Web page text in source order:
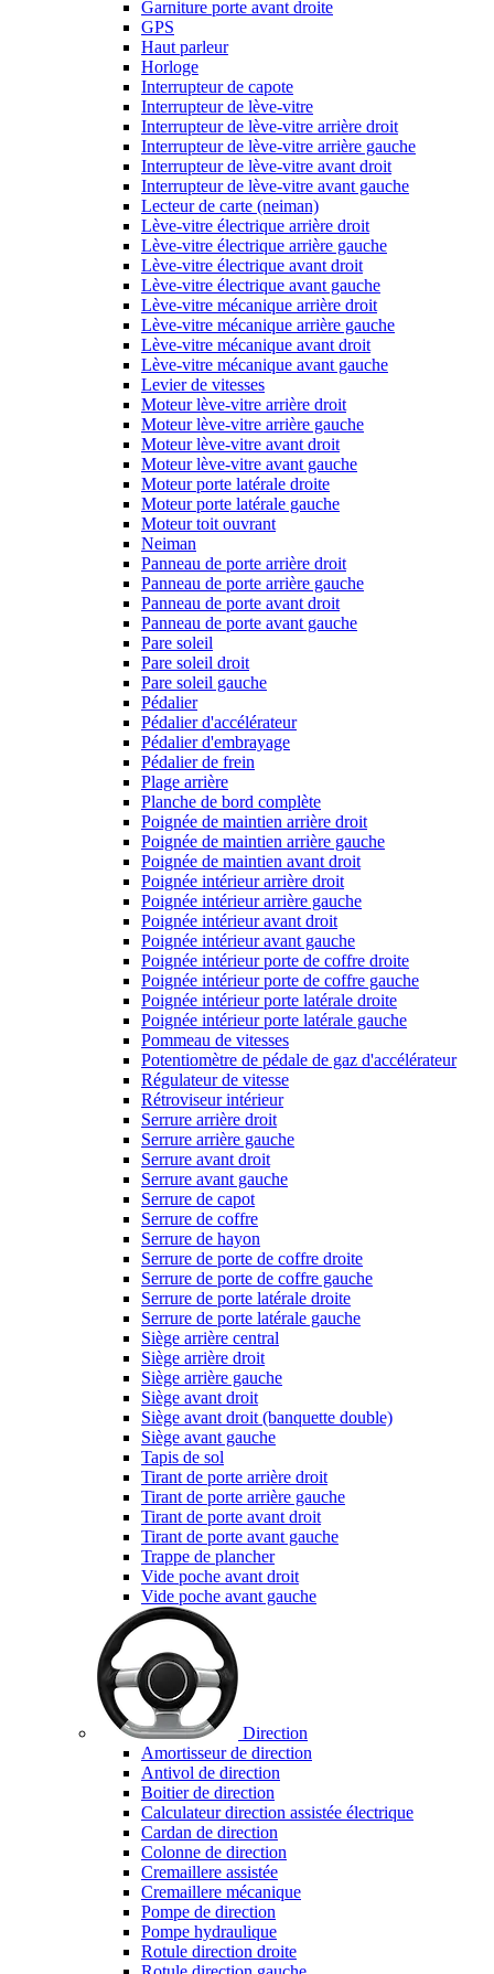
Garniture porte avant droite
GPS
Haut parleur
Horloge
Interrupteur de capote
Interrupteur de lève-vitre
Interrupteur de lève-vitre arrière droit
Interrupteur de lève-vitre arrière gauche
Interrupteur de lève-vitre avant droit
Interrupteur de lève-vitre avant gauche
Lecteur de carte (neiman)
Lève-vitre électrique arrière droit
Lève-vitre électrique arrière gauche
Lève-vitre électrique avant droit
Lève-vitre électrique avant gauche
Lève-vitre mécanique arrière droit
Lève-vitre mécanique arrière gauche
Lève-vitre mécanique avant droit
Lève-vitre mécanique avant gauche
Levier de vitesses
Moteur lève-vitre arrière droit
Moteur lève-vitre arrière gauche
Moteur lève-vitre avant droit
Moteur lève-vitre avant gauche
Moteur porte latérale droite
Moteur porte latérale gauche
Moteur toit ouvrant
Neiman
Panneau de porte arrière droit
Panneau de porte arrière gauche
Panneau de porte avant droit
Panneau de porte avant gauche
Pare soleil
Pare soleil droit
Pare soleil gauche
Pédalier
Pédalier d'accélérateur
Pédalier d'embrayage
Pédalier de frein
Plage arrière
Planche de bord complète
Poignée de maintien arrière droit
Poignée de maintien arrière gauche
Poignée de maintien avant droit
Poignée intérieur arrière droit
Poignée intérieur arrière gauche
Poignée intérieur avant droit
Poignée intérieur avant gauche
Poignée intérieur porte de coffre droite
Poignée intérieur porte de coffre gauche
Poignée intérieur porte latérale droite
Poignée intérieur porte latérale gauche
Pommeau de vitesses
Potentiomètre de pédale de gaz d'accélérateur
Régulateur de vitesse
Rétroviseur intérieur
Serrure arrière droit
Serrure arrière gauche
Serrure avant droit
Serrure avant gauche
Serrure de capot
Serrure de coffre
Serrure de hayon
Serrure de porte de coffre droite
Serrure de porte de coffre gauche
Serrure de porte latérale droite
Serrure de porte latérale gauche
Siège arrière central
Siège arrière droit
Siège arrière gauche
Siège avant droit
Siège avant droit (banquette double)
Siège avant gauche
Tapis de sol
Tirant de porte arrière droit
Tirant de porte arrière gauche
Tirant de porte avant droit
Tirant de porte avant gauche
Trappe de plancher
Vide poche avant droit
Vide poche avant gauche
Direction
Amortisseur de direction
Antivol de direction
Boitier de direction
Calculateur direction assistée électrique
Cardan de direction
Colonne de direction
Cremaillere assistée
Cremaillere mécanique
Pompe de direction
Pompe hydraulique
Rotule direction droite